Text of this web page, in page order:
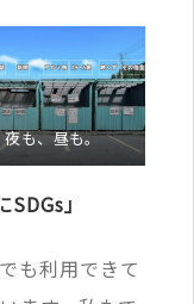
夜も、昼も。
」
も利用できて